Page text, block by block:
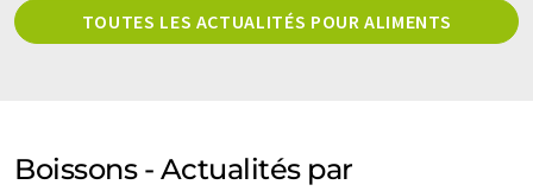
TOUTES LES ACTUALITÉS POUR ALIMENTS
Boissons - Actualités par